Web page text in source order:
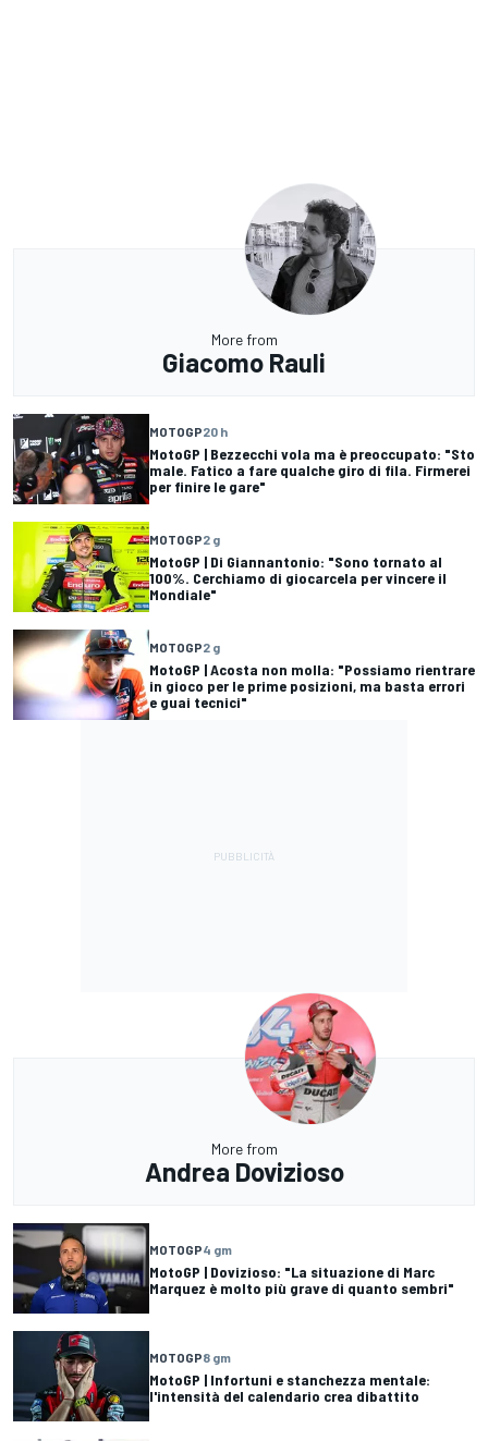
More from
Giacomo Rauli
MOTOGP20 h
MotoGP | Bezzecchi vola ma è preoccupato: "Sto
male. Fatico a fare qualche giro di fila. Firmerei
per finire le gare"
MOTOGP2 g
MotoGP | Di Giannantonio: "Sono tornato al
100%. Cerchiamo di giocarcela per vincere il
Mondiale"
MOTOGP2 g
MotoGP | Acosta non molla: "Possiamo rientrare
in gioco per le prime posizioni, ma basta errori
e guai tecnici"
More from
Andrea Dovizioso
MOTOGP4 gm
MotoGP | Dovizioso: "La situazione di Marc
Marquez è molto più grave di quanto sembri"
MOTOGP8 gm
MotoGP | Infortuni e stanchezza mentale:
l'intensità del calendario crea dibattito